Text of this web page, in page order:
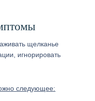
щелканье
игнорировать
следующее: